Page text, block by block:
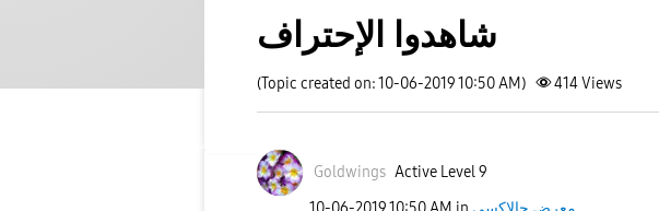
شاهدوا الإحتراف
(Topic created on: 10-06-2019 10:50 AM) 414Views
Goldwings Active Level 9